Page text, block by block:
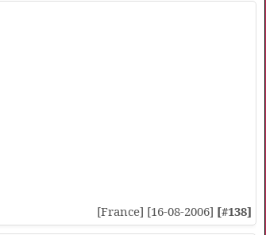
[France] [16-08-2006] [#138]